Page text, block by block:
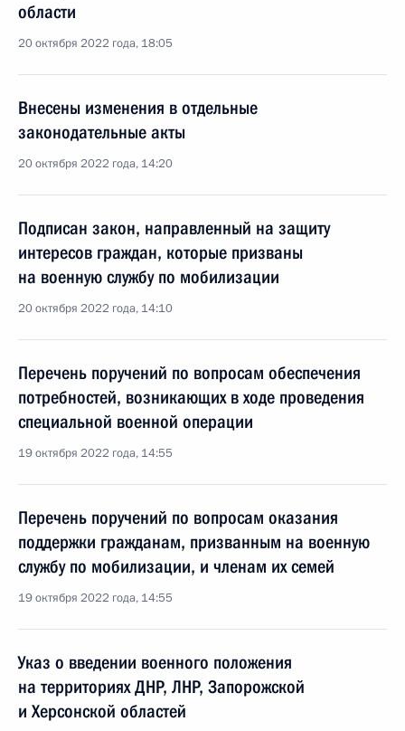
области
20 октября 2022 года, 18:05
Внесены изменения в отдельные
законодательные акты
20 октября 2022 года, 14:20
Подписан закон, направленный на защиту
интересов граждан, которые призваны
на военную службу по мобилизации
20 октября 2022 года, 14:10
Перечень поручений по вопросам обеспечения
потребностей, возникающих в ходе проведения
специальной военной операции
19 октября 2022 года, 14:55
Перечень поручений по вопросам оказания
поддержки гражданам, призванным на военную
службу по мобилизации, и членам их семей
19 октября 2022 года, 14:55
Указ о введении военного положения
на территориях ДНР, ЛНР, Запорожской
и Херсонской областей